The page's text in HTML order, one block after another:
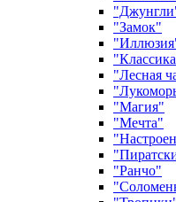
"Замок"
"Лесная
"Магия"
"Мечта"
"Ранчо"